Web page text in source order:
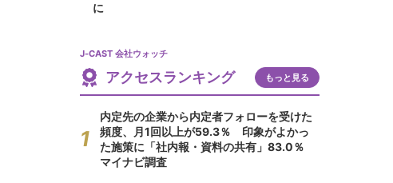
に
J-CAST 会社ウォッチ
アクセスランキング もっと見る
内定先の企業から内定者フォローを受けた
頻度、月1回以上が59.3％ 印象がよかっ
た施策に「社内報・資料の共有」83.0％
マイナビ調査